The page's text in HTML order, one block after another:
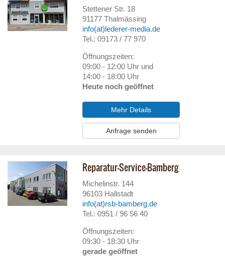
Stettener Str. 18
91177 Thalmässing
info(at)lederer-media.de
Tel.: 09173 / 77 970
Öffnungszeiten:
09:00 - 12:00 Uhr und
14:00 - 18:00 Uhr
Heute noch geöffnet
Mehr Details
Anfrage senden
Reparatur-Service-Bamberg
Michelinstr. 144
96103 Hallstadt
info(at)rsb-bamberg.de
Tel.: 0951 / 96 56 40
Öffnungszeiten:
09:30 - 18:30 Uhr
gerade geöffnet